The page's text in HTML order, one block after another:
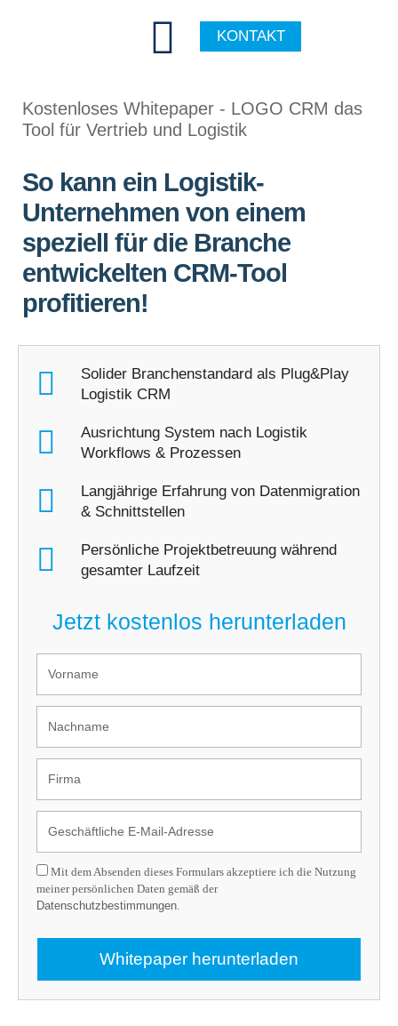
KONTAKT
Kostenloses Whitepaper - LOGO CRM das
Tool für Vertrieb und Logistik
So kann ein Logistik-
Unternehmen von einem
speziell für die Branche
entwickelten CRM-Tool
profitieren!
Solider Branchenstandard als Plug&Play
Logistik CRM
Ausrichtung System nach Logistik
Workflows & Prozessen
Langjährige Erfahrung von Datenmigration
& Schnittstellen
Persönliche Projektbetreuung während
gesamter Laufzeit
Jetzt kostenlos herunterladen
Mit dem Absenden dieses Formulars akzeptiere ich die Nutzung
meiner persönlichen Daten gemäß der
Datenschutzbestimmungen.
Whitepaper herunterladen